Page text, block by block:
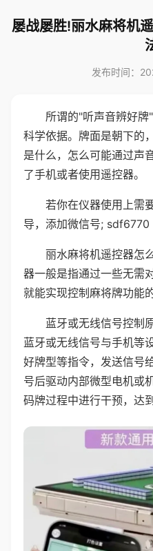
屡战屡胜!丽水麻将机
发布时间：
所谓的"听声音辨好
科学依据。牌面是朝下的
是什么，怎么可能通过声
了手机或者使用遥控器。
若你在仪器使用上需
导，添加微信号; sdf6770
丽水麻将机遥控器怎
器一般是指通过一些无需
就能实现控制麻将牌功能
蓝牙或无线信号控制
蓝牙或无线信号与手机等
好牌型等指令，发送信号
号后驱动内部微型电机或
码牌过程中进行干预，达